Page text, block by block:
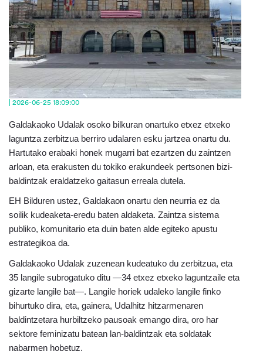
| 2026-06-25 18:09:00
Galdakaoko Udalak osoko bilkuran onartuko etxez etxeko
laguntza zerbitzua berriro udalaren esku jartzea onartu du.
Hartutako erabaki honek mugarri bat ezartzen du zaintzen
arloan, eta erakusten du tokiko erakundeek pertsonen bizi-
baldintzak eraldatzeko gaitasun erreala dutela.
EH Bilduren ustez, Galdakaon onartu den neurria ez da
soilik kudeaketa-eredu baten aldaketa. Zaintza sistema
publiko, komunitario eta duin baten alde egiteko apustu
estrategikoa da.
Galdakaoko Udalak zuzenean kudeatuko du zerbitzua, eta
35 langile subrogatuko ditu —34 etxez etxeko laguntzaile eta
gizarte langile bat—. Langile horiek udaleko langile finko
bihurtuko dira, eta, gainera, Udalhitz hitzarmenaren
baldintzetara hurbiltzeko pausoak emango dira, oro har
sektore feminizatu batean lan-baldintzak eta soldatak
nabarmen hobetuz.